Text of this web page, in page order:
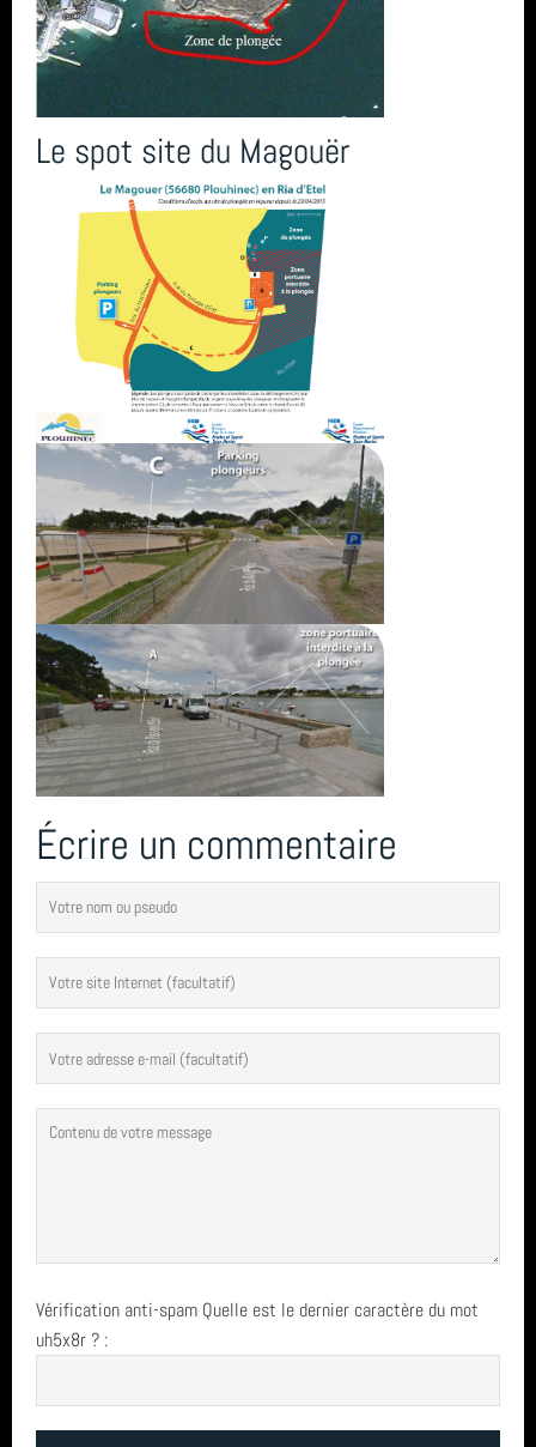
Le spot site du Magouër
Écrire un commentaire
Vérification anti-spam Quelle est le dernier caractère du mot
uh5x8r ? :